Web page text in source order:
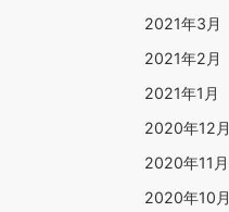
2021年3月
2021年2月
2021年1月
2020年12月
2020年11月
2020年10月